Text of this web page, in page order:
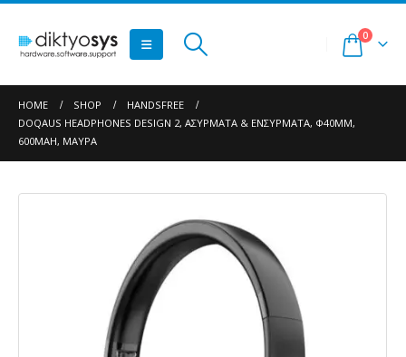
0
HOME SHOP
HANDSFREE
DOQAUS HEADPHONES DESIGN 2, ΑΣΎΡΜΑΤΑ & ΕΝΣΎΡΜΑΤΑ, Φ40MM,
600MAH, ΜΑΎΡΑ